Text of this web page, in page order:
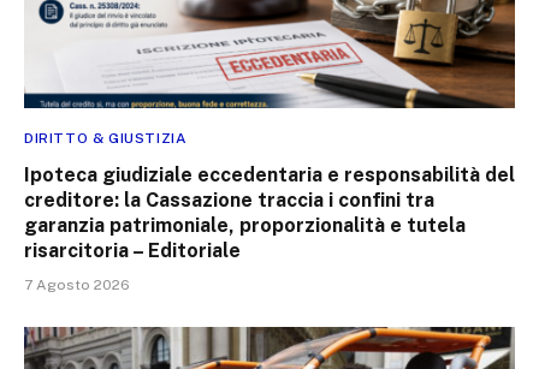
DIRITTO & GIUSTIZIA
Ipoteca giudiziale eccedentaria e responsabilità del
creditore: la Cassazione traccia i confini tra
garanzia patrimoniale, proporzionalità e tutela
risarcitoria – Editoriale
7 Agosto 2026